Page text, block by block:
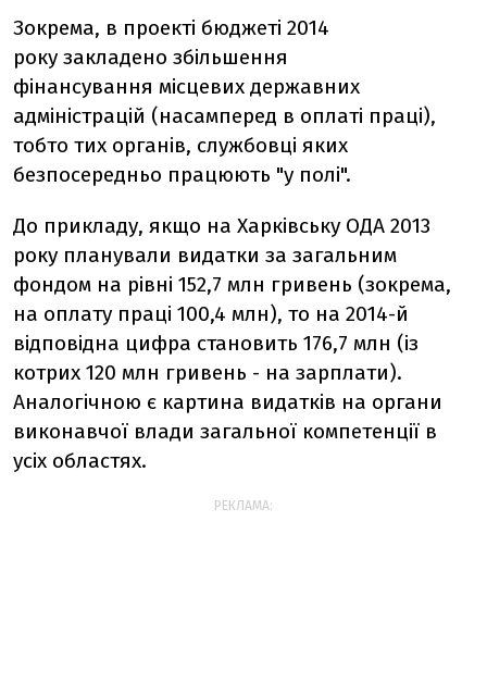
Зокрема, в проекті бюджеті 2014
року закладено збільшення
фінансування місцевих державних
адміністрацій (насамперед в оплаті праці),
тобто тих органів, службовці яких
безпосередньо працюють "у полі".
До прикладу, якщо на Харківську ОДА 2013
року планували видатки за загальним
фондом на рівні 152,7 млн гривень (зокрема,
на оплату праці 100,4 млн), то на 2014-й
відповідна цифра становить 176,7 млн (із
котрих 120 млн гривень - на зарплати).
Аналогічною є картина видатків на органи
виконавчої влади загальної компетенції в
усіх областях.
РЕКЛАМА: